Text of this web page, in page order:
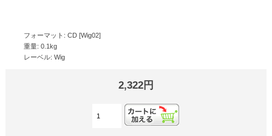
フォーマット: CD [Wig02]
重量: 0.1kg
レーベル: Wig
2,322円